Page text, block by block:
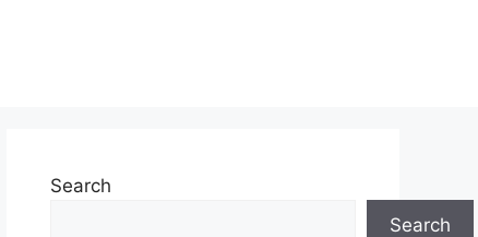
Search
Search